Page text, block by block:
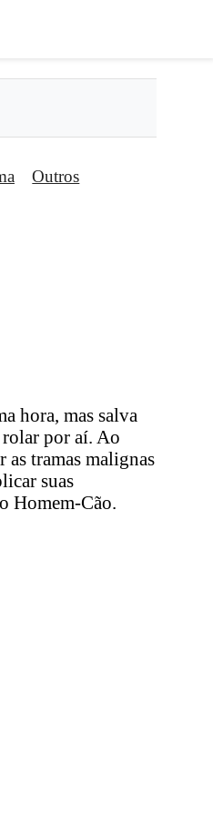
Outros
hora, mas salva
rolar por aí. Ao
as tramas malignas
suas
Homem-Cão.